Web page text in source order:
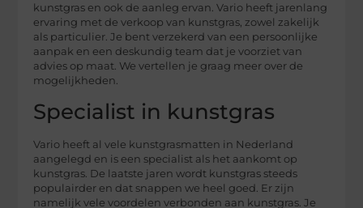
kunstgras en ook de aanleg ervan. Vario heeft jarenlang
ervaring met de verkoop van kunstgras, zowel zakelijk
als particulier. Je bent verzekerd van een persoonlijke
aanpak en een deskundig team dat je voorziet van
advies op maat. We vertellen je graag meer over de
mogelijkheden.
Specialist in kunstgras
Vario heeft al vele kunstgrasmatten in Nederland
aangelegd en is een specialist als het aankomt op
kunstgras. De laatste jaren wordt kunstgras steeds
populairder en dat snappen we heel goed. Er zijn
namelijk vele voordelen verbonden aan kunstgras. Je